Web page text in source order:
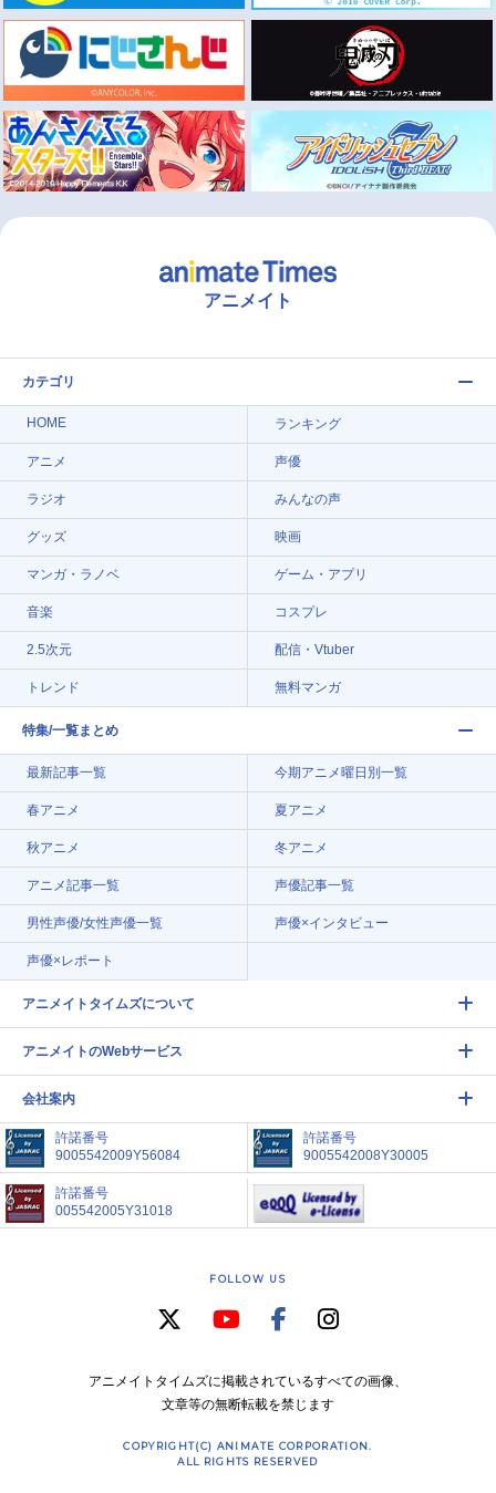
アニメイト
カテゴリ
HOME ランキング
アニメ 声優
ラジオ みんなの声
グッズ 映画
マンガ・ラノベ ゲーム・アプリ
音楽 コスプレ
2.5次元 配信・Vtuber
トレンド 無料マンガ
特集/一覧まとめ
最新記事一覧 今期アニメ曜日別一覧
春アニメ 夏アニメ
秋アニメ 冬アニメ
アニメ記事一覧 声優記事一覧
男性声優/女性声優一覧 声優×インタビュー
声優×レポート
アニメイトタイムズについて
アニメイトのWebサービス
会社案内
許諾番号
9005542009Y56084
許諾番号
9005542008Y30005
許諾番号
005542005Y31018
FOLLOW US
アニメイトタイムズに掲載されているすべての画像、
文章等の無断転載を禁じます
COPYRIGHT(C) ANIMATE CORPORATION.
ALL RIGHTS RESERVED